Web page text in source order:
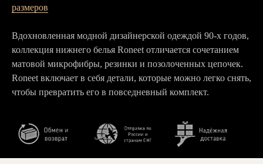
размеров
Вдохновленная модной дизайнерской одеждой 90-х годов,
коллекция нижнего белья Roneet отличается сочетанием
матовой микрофибры, резинки и позолоченных цепочек.
Roneet включает в себя детали, которые можно легко снять,
чтобы превратить его в повседневный комплект.